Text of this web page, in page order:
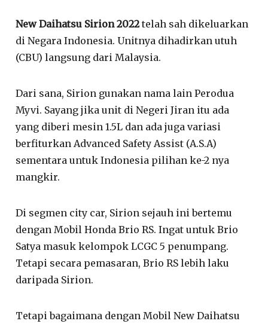
New Daihatsu Sirion 2022telah sah dikeluarkan
di Negara Indonesia. Unitnya dihadirkan utuh
(CBU) langsung dari Malaysia.
Dari sana, Sirion gunakan nama lain Perodua
Myvi. Sayang jika unit di Negeri Jiran itu ada
yang diberi mesin 1.5L dan ada juga variasi
berfiturkan Advanced Safety Assist (A.S.A)
sementara untuk Indonesia pilihan ke-2 nya
mangkir.
Di segmen city car, Sirion sejauh ini bertemu
dengan Mobil Honda Brio RS. Ingat untuk Brio
Satya masuk kelompok LCGC 5 penumpang.
Tetapi secara pemasaran, Brio RS lebih laku
daripada Sirion.
Tetapi bagaimana dengan Mobil New Daihatsu